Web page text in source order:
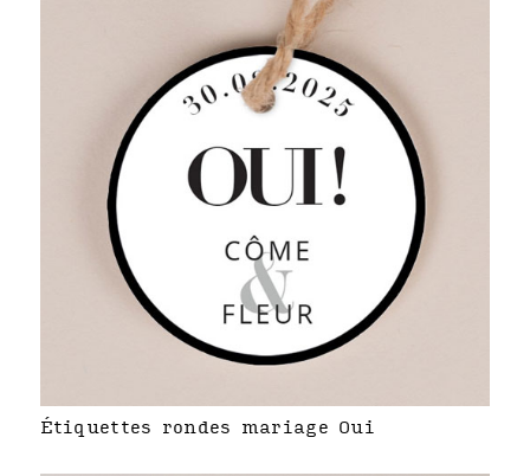
Étiquettes rondes mariage Oui